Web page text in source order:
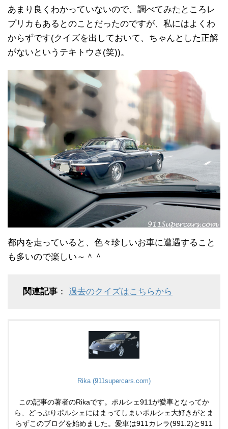
あまり良くわかっていないので、調べてみたところレ
プリカもあるとのことだったのですが、私にはよくわ
からずです(クイズを出しておいて、ちゃんとした正解
がないというテキトウさ(笑))。
都内を走っていると、色々珍しいお車に遭遇すること
も多いので楽しい～＾＾
関連記事 ： 過去のクイズはこちらから
Rika (911supercars.com)
この記事の著者のRikaです。ポルシェ911が愛車となってか
ら、どっぷりポルシェにはまってしまいポルシェ大好きがとま
らずこのブログを始めました。愛車は911カレラ(991.2)と911